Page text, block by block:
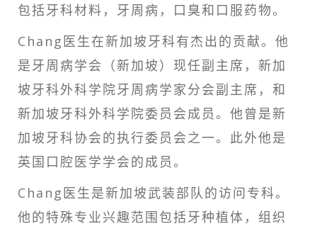
包括牙科材料，牙周病，口臭和口服药物。
Chang医生在新加坡牙科有杰出的贡献。他
是牙周病学会（新加坡）现任副主席，新加
坡牙科外科学院牙周病学家分会副主席，和
新加坡牙科外科学院委员会成员。他曾是新
加坡牙科协会的执行委员会之一。此外他是
英国口腔医学学会的成员。
Chang医生是新加坡武装部队的访问专科。
他的特殊专业兴趣范围包括牙种植体，组织